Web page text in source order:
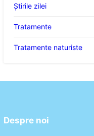
Știrile zilei
Tratamente
Tratamente naturiste
Despre noi